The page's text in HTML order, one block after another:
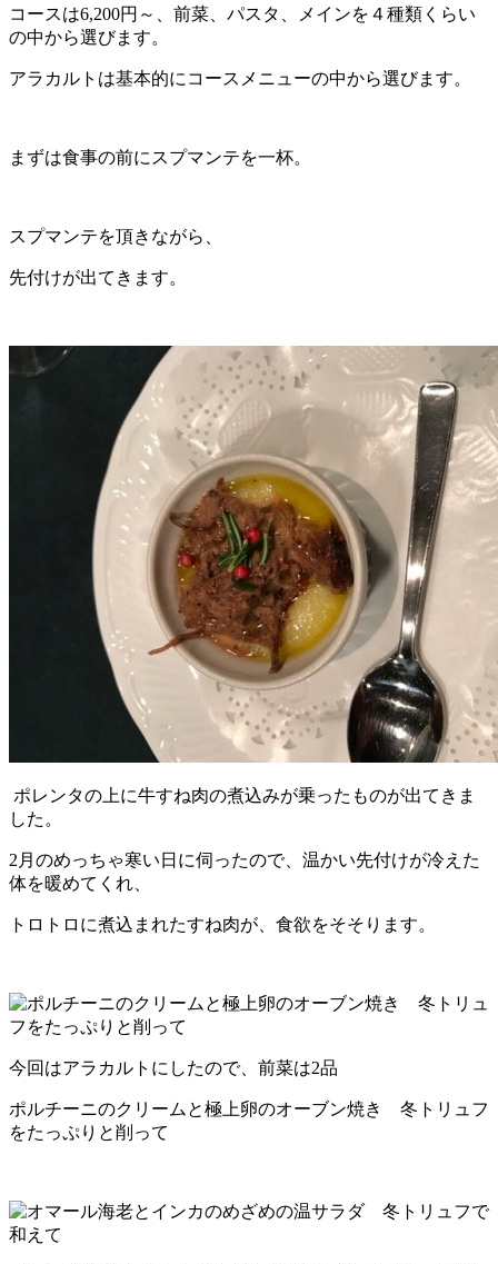
コースは6,200円～、前菜、パスタ、メインを４種類くらい
の中から選びます。
アラカルトは基本的にコースメニューの中から選びます。
まずは食事の前にスプマンテを一杯。
スプマンテを頂きながら、
先付けが出てきます。
ポレンタの上に牛すね肉の煮込みが乗ったものが出てきま
した。
2月のめっちゃ寒い日に伺ったので、温かい先付けが冷えた
体を暖めてくれ、
トロトロに煮込まれたすね肉が、食欲をそそります。
今回はアラカルトにしたので、前菜は2品
ポルチーニのクリームと極上卵のオーブン焼き 冬トリュフ
をたっぷりと削って